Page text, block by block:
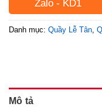
Zalo - KD1
Danh mục: Quầy Lễ Tân
Mô tả